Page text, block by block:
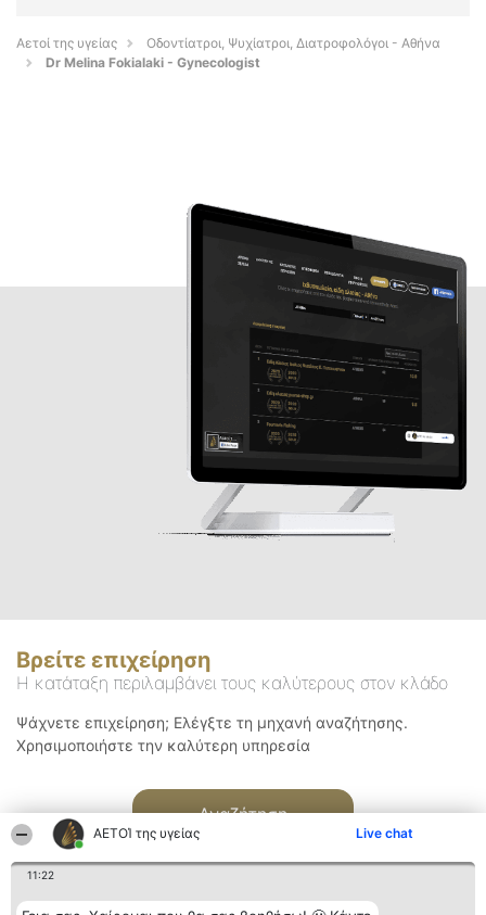
ΑΕΤΟΊ της υγείας Live chat
11:22
Αετοί της υγείας
Οδοντίατροι, Ψυχίατροι, Διατροφολόγοι - Αθήνα
Dr Melina Fokialaki - Gynecologist
Βρείτε επιχείρηση
Η κατάταξη περιλαμβάνει τους καλύτερους στον κλάδο
Ψάχνετε επιχείρηση; Ελέγξτε τη μηχανή αναζήτησης.
Χρησιμοποιήστε την καλύτερη υπηρεσία
Αναζήτηση